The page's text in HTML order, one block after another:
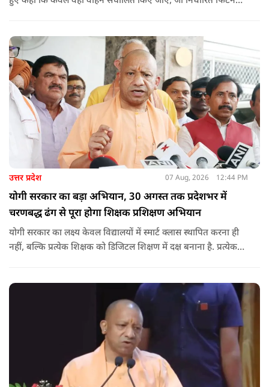
ताकि विद्यार्थियों और आम नागरिकों की सुरक्षा सुनिश्चित की जा सके.
उत्तर प्रदेश 07 Aug, 2026 12:44 PM
योगी सरकार का बड़ा अभियान, 30 अगस्त तक प्रदेशभर में
चरणबद्ध ढंग से पूरा होगा शिक्षक प्रशिक्षण अभियान
योगी सरकार का लक्ष्य केवल विद्यालयों में स्मार्ट क्लास स्थापित करना ही
नहीं, बल्कि प्रत्येक शिक्षक को डिजिटल शिक्षण में दक्ष बनाना है. प्रत्येक